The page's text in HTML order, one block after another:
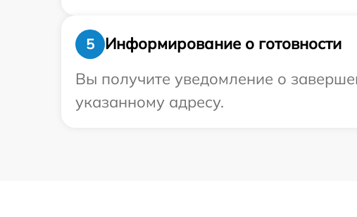
5
Информирование о готовности
Вы получите уведомление о
указанному адресу.